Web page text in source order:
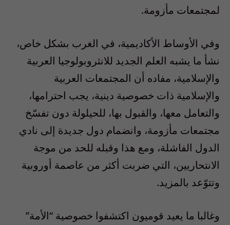
لمجتمعات مأزومة.
وفي الأوساط الأكاديمية، في الغرب بشكل خاص،
نشأ ما يشبه العلم الجديد للانثروبولوجيا العربية
والإسلامية، مفاده أن المجتمعات العربية
والإسلامية ذات خصوصية دينية، يجب احترامها،
والتعامل معها، والقبول بها، للحيلولة دون تفسّخ
مجتمعات مأزومة، وانضمام دول جديدة إلى نادي
الدول الفاشلة، ومع هذا وقبله للحد من موجة
الانتحاريين، التي ضربت أكثر من عاصمة أوروبية
وتتوّعد بالمزيد.
وغالبا ما يعيد قوميون اكتشفوا خصوصية “الأمة”